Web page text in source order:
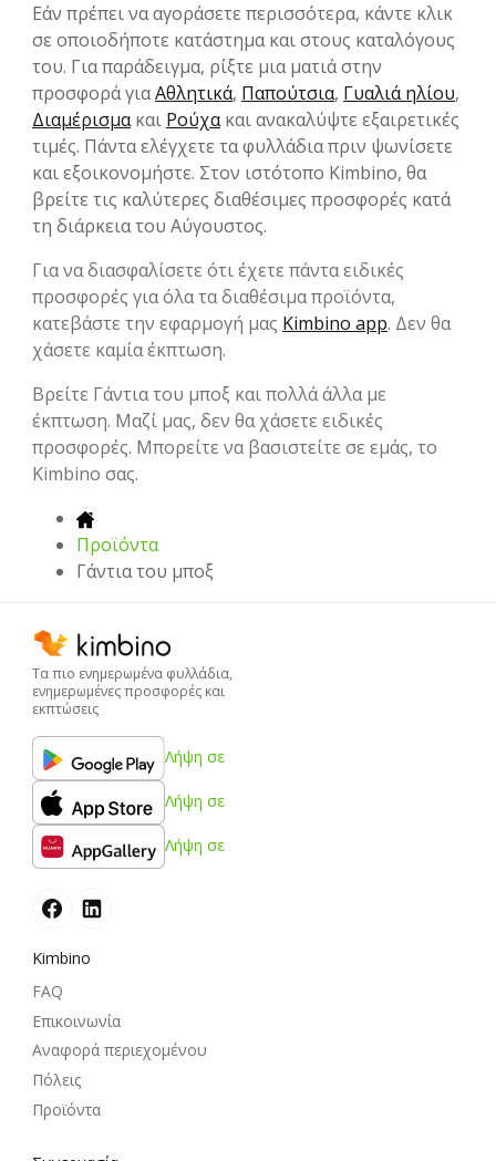
Εάν πρέπει να αγοράσετε περισσότερα, κάντε κλικ
σε οποιοδήποτε κατάστημα και στους καταλόγους
του. Για παράδειγμα, ρίξτε μια ματιά στην
προσφορά γιαΑθλητικά, Παπούτσια, Γυαλιά ηλίου,
Διαμέρισμακαι Ρούχακαι ανακαλύψτε εξαιρετικές
τιμές. Πάντα ελέγχετε τα φυλλάδια πριν ψωνίσετε
και εξοικονομήστε. Στον ιστότοπο Kimbino, θα
βρείτε τις καλύτερες διαθέσιμες προσφορές κατά
τη διάρκεια του Αύγουστος.
Για να διασφαλίσετε ότι έχετε πάντα ειδικές
προσφορές για όλα τα διαθέσιμα προϊόντα,
κατεβάστε την εφαρμογή μας Kimbino app. Δεν θα
χάσετε καμία έκπτωση.
Βρείτε Γάντια του μποξ και πολλά άλλα με
έκπτωση. Μαζί μας, δεν θα χάσετε ειδικές
προσφορές. Μπορείτε να βασιστείτε σε εμάς, το
Kimbino σας.
Προϊόντα
Γάντια του μποξ
Τα πιο ενημερωμένα φυλλάδια,
ενημερωμένες προσφορές και
εκπτώσεις
Λήψη σε
Λήψη σε
Λήψη σε
Kimbino
FAQ
Επικοινωνία
Αναφορά περιεχομένου
Πόλεις
Προϊόντα